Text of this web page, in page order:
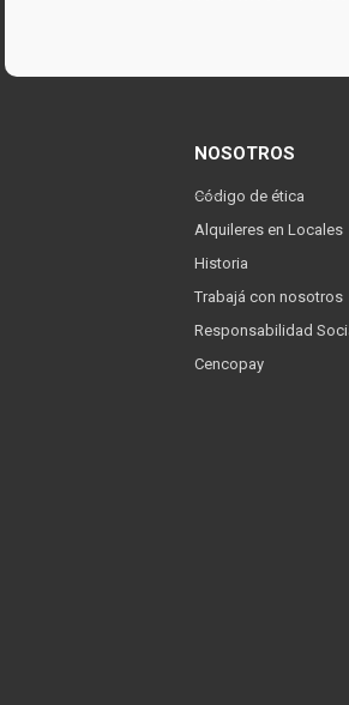
NOSOTROS
Código de ética
Alquileres en Locales
Historia
Trabajá con nosotros
Responsabilidad
Cencopay